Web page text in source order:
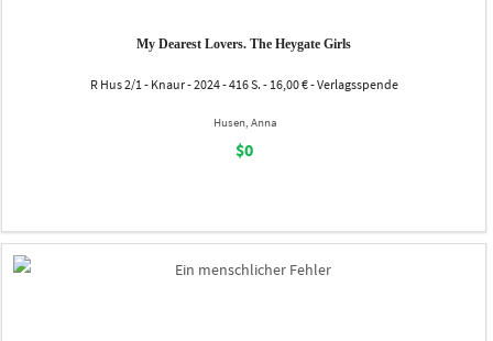
My Dearest Lovers. The Heygate Girls
R Hus 2/1 - Knaur - 2024 - 416 S. - 16,00 € - Verlagsspende
Husen, Anna
$0